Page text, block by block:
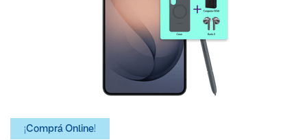
¡Comprá Online!